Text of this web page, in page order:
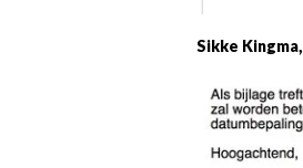
Sikke Kingma,